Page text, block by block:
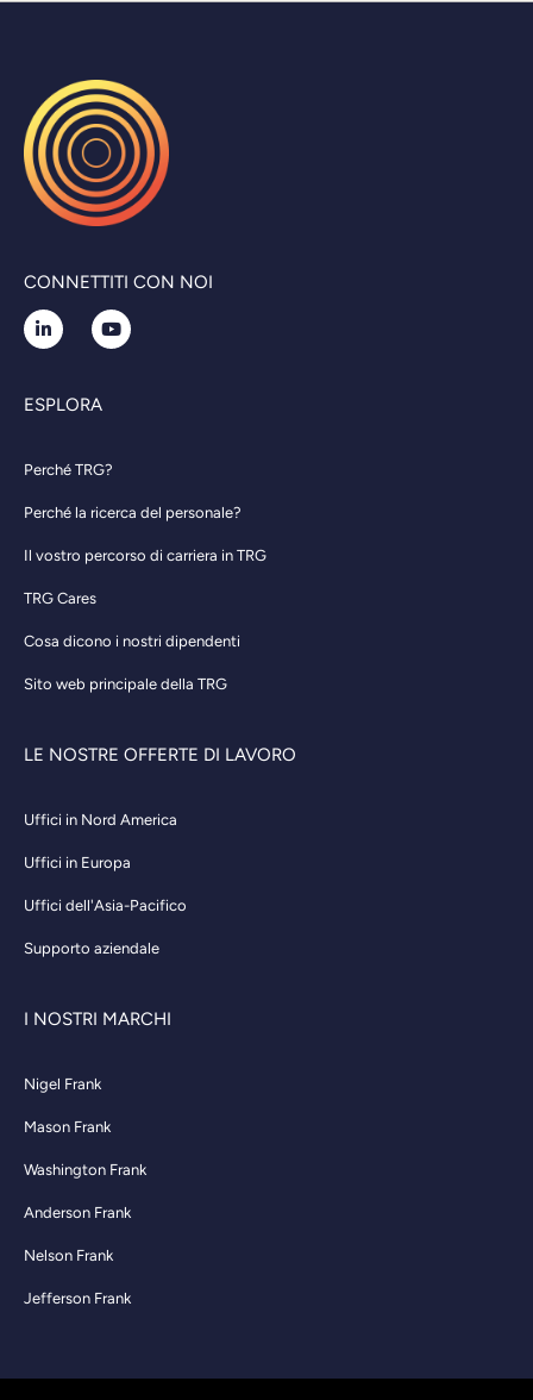
CONNETTITI CON NOI
ESPLORA
Perché TRG?
Perché la ricerca del personale?
Il vostro percorso di carriera in TRG
TRG Cares
Cosa dicono i nostri dipendenti
Sito web principale della TRG
LE NOSTRE OFFERTE DI LAVORO
Uffici in Nord America
Uffici in Europa
Uffici dell'Asia-Pacifico
Supporto aziendale
I NOSTRI MARCHI
Nigel Frank
Mason Frank
Washington Frank
Anderson Frank
Nelson Frank
Jefferson Frank